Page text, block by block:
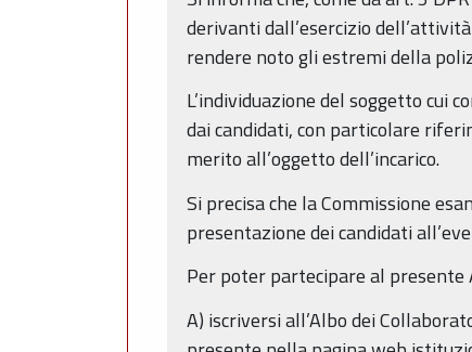
derivanti dall’esercizio
rendere noto gli estremi della
L’individuazione del soggetto cui
dai candidati, con particolare
merito all’oggetto dell’incarico.
Si precisa che la Commissione
presentazione dei candidati
Per poter partecipare al
A) iscriversi all’Albo dei